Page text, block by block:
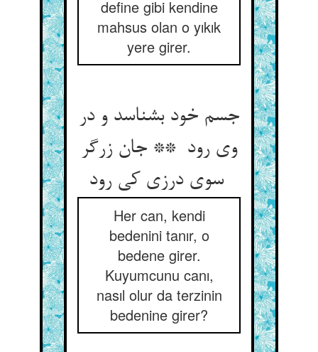
define gibi kendine
mahsus olan o yıkık
yere girer.
جسم خود بشناسد و در
وی رود ** جان زرگر
سوی درزی کی رود
Her can, kendi
bedenini tanır, o
bedene girer.
Kuyumcunu canı,
nasıl olur da terzinin
bedenine girer?